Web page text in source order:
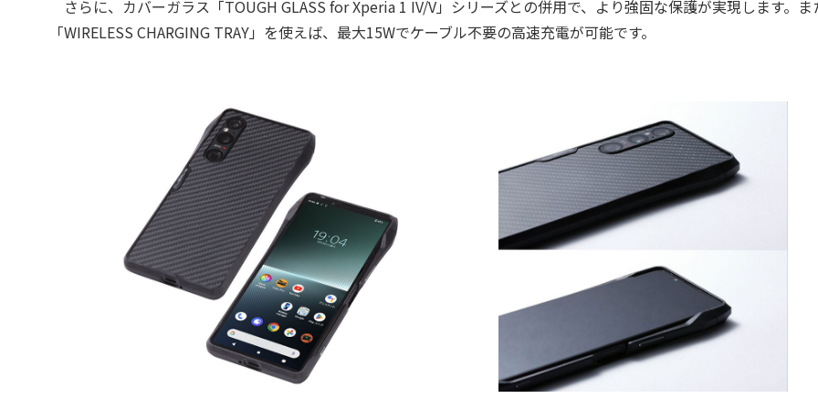
さらに、カバーガラス「TOUGH GLASS for Xperia 1 IV/V」シリーズとの併用で、より強固な保護が実現します。ま
「WIRELESS CHARGING TRAY」を使えば、最大15Wでケーブル不要の高速充電が可能です。